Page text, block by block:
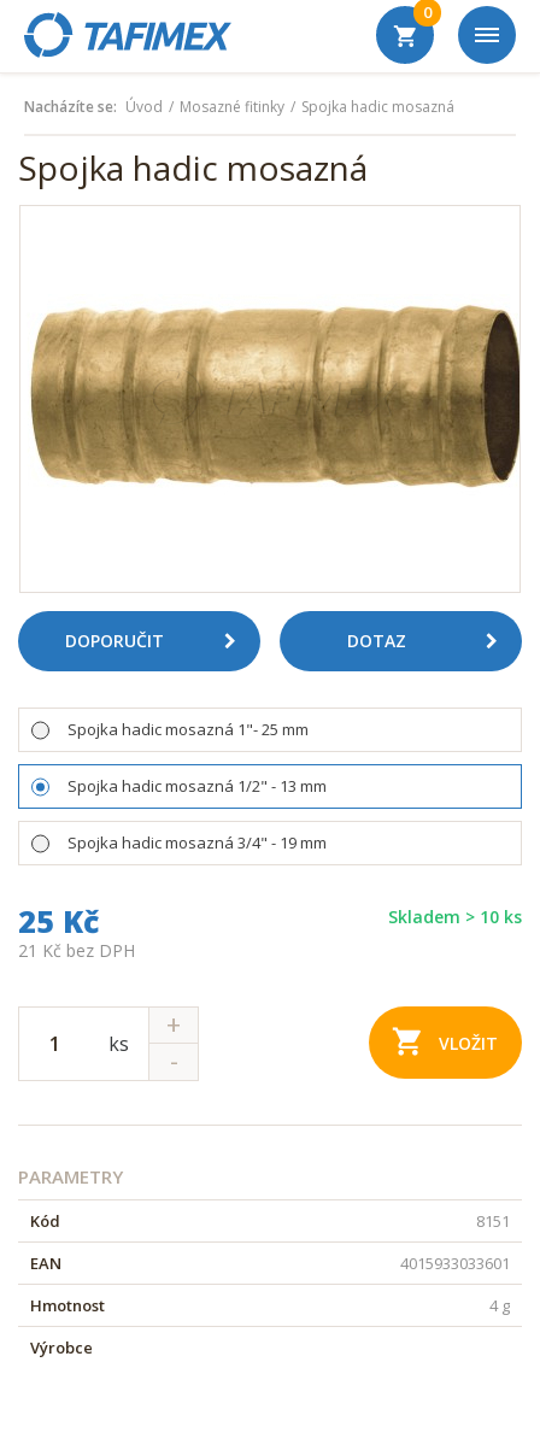
0
Nacházíte se: Úvod Mosazné fitinky Spojka hadic mosazná
Spojka hadic mosazná
DOPORUČIT DOTAZ
Spojka hadic mosazná 1"- 25 mm
Spojka hadic mosazná 1/2" - 13 mm
Spojka hadic mosazná 3/4" - 19 mm
25 Kč
21 Kč bez DPH
Skladem > 10 ks
ks VLOŽIT
PARAMETRY
Kód
8151
EAN
4015933033601
Hmotnost
4 g
Výrobce